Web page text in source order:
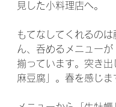
見した小料理店へ。
もてなしてくれるのは
ん、呑めるメニューが
揃っています。突き出
麻豆腐」。春を感じま